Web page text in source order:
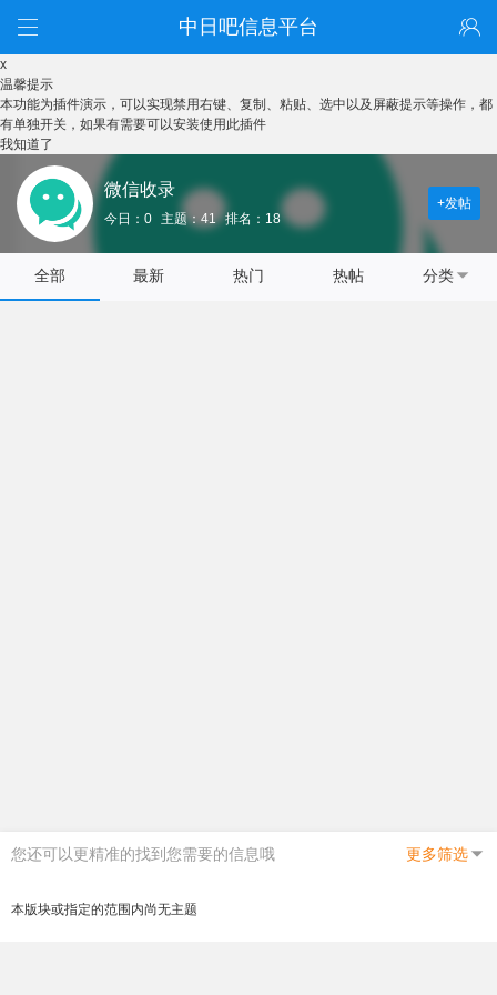
中日吧信息平台
x
温馨提示
本功能为插件演示，可以实现禁用右键、复制、粘贴、选中以及屏蔽提示等操作，都
有单独开关，如果有需要可以安装使用此插件
我知道了
微信收录
今日：0 主题：41 排名：18
+发帖
全部 最新 热门 热帖 分类
您还可以更精准的找到您需要的信息哦 更多筛选
本版块或指定的范围内尚无主题